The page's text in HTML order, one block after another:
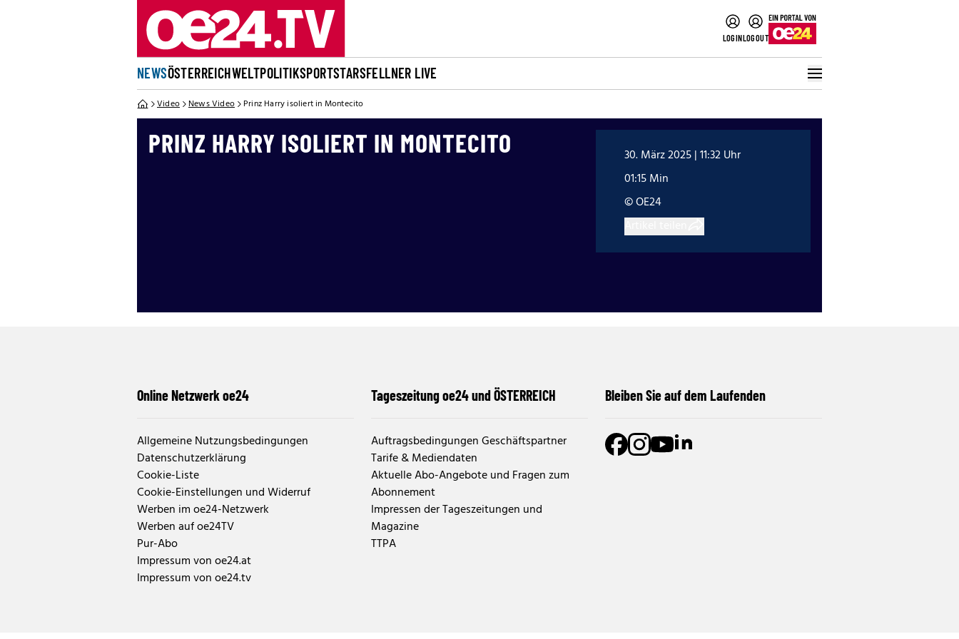
LOGINLOGOUT
NEWSÖSTERREICHWELTPOLITIKSPORTSTARSFELLNER LIVE
Video News Video Prinz Harry isoliert in Montecito
PRINZ HARRY ISOLIERT IN MONTECITO
30. März 2025 | 11:32 Uhr
01:15 Min
© OE24
Online Netzwerk oe24
Allgemeine Nutzungsbedingungen
Datenschutzerklärung
Cookie-Liste
Cookie-Einstellungen und Widerruf
Werben im oe24-Netzwerk
Werben auf oe24TV
Pur-Abo
Impressum von oe24.at
Impressum von oe24.tv
Tageszeitung oe24 und ÖSTERREICH
Auftragsbedingungen Geschäftspartner
Tarife & Mediendaten
Aktuelle Abo-Angebote und Fragen zum
Abonnement
Impressen der Tageszeitungen und
Magazine
TTPA
Bleiben Sie auf dem Laufenden